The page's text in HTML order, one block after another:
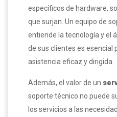
específicos de hardware,
que surjan. Un equipo de
entiende la tecnología y el
de sus clientes es esencial
asistencia eficaz y dirigida.
Además, el valor de un
soporte técnico no puede
los servicios a las